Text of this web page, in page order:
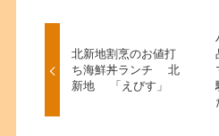
北新地割烹のお値打
ち海鮮丼ランチ 北
新地 「えびす」